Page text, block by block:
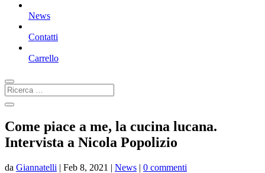
News
Contatti
Carrello
Come piace a me, la cucina lucana.
Intervista a Nicola Popolizio
da Giannatelli | Feb 8, 2021 | News | 0 commenti